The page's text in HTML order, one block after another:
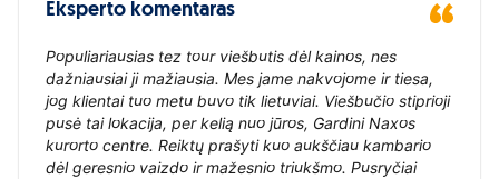
Eksperto komentaras
Populiariausias tez tour viešbutis dėl kainos, nes
dažniausiai ji mažiausia. Mes jame nakvojome ir tiesa,
jog klientai tuo metu buvo tik lietuviai. Viešbučio stiprioji
pusė tai lokacija, per kelią nuo jūros, Gardini Naxos
kurorto centre. Reiktų prašyti kuo aukščiau kambario
dėl geresnio vaizdo ir mažesnio triukšmo. Pusryčiai